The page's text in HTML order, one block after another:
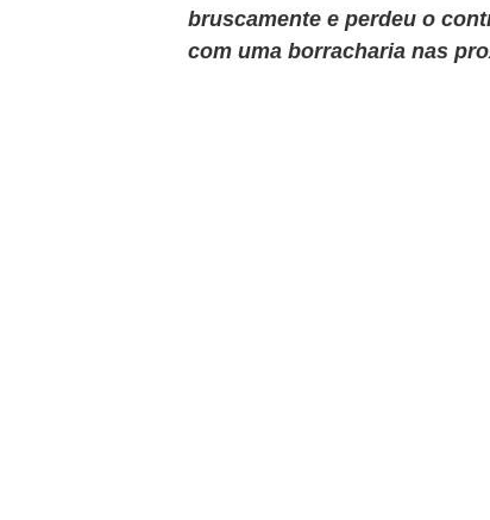
bruscamente e perdeu o
com uma borracharia nas